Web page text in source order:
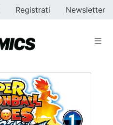
Registrati Newsletter